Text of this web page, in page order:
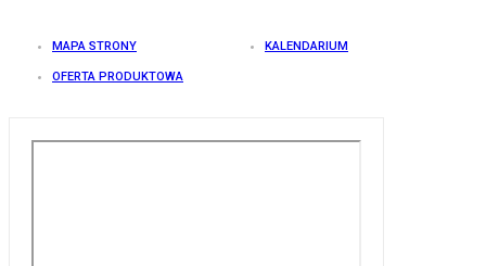
MAPA STRONY KALENDARIUM
OFERTA PRODUKTOWA